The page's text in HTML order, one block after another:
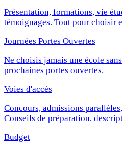
Présentation, formations, vie
témoignages. Tout pour choisir
Journées Portes Ouvertes
Ne choisis jamais une école
prochaines portes ouvertes.
Voies d'accès
Concours, admissions
Conseils de préparation,
Budget